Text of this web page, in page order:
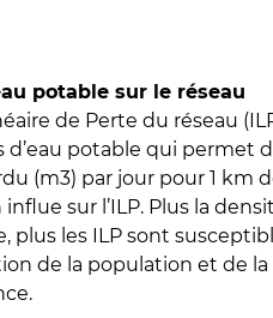
potable sur le réseau
de Perte du réseau
d’eau potable qui permet
(m3) par jour pour 1 km
sur l’ILP. Plus la
plus les ILP sont
de la population et de